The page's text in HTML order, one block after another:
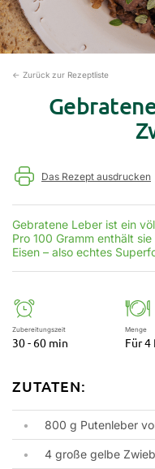
← Zurück zur Rezeptliste
Das Rezept ausdrucken
Gebratene Leber ist ein
Pro 100 Gramm enthält
Eisen – also echtes
Zubereitungszeit
30 - 60 min
Menge
Für 4
ZUTATEN:
800 g Putenleber
4 große gelbe